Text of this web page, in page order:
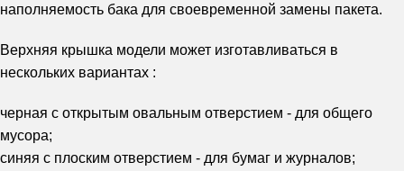
наполняемость бака для своевременной замены пакета.
Верхняя крышка модели может изготавливаться в
нескольких вариантах :
черная с открытым овальным отверстием - для общего
мусора;
синяя с плоским отверстием - для бумаг и журналов;